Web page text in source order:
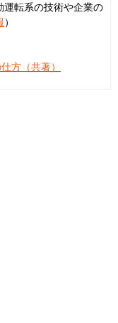
運転系の技術や企業の
）
方（共著）